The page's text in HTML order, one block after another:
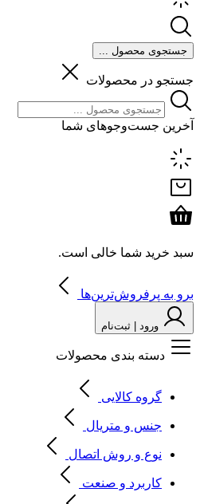
جستجوی محصول ...
جستجو در محصولات
آخرین جست‌وجوهای شما
سبد خرید شما خالی است.
برو به پرفروش‌ترین‌ها
ورود | ثبت‌نام
دسته بندی محصولات
گروه کالایی
جنس و متریال
نوع و روش اتصال
کاربرد و صنعت